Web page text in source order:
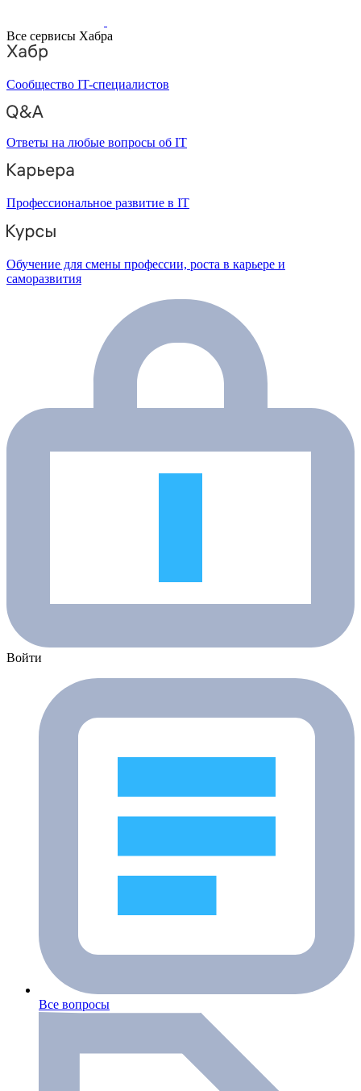
Все сервисы Хабра
Сообщество IT-специалистов
Ответы на любые вопросы об IT
Профессиональное развитие в IT
Обучение для смены профессии, роста в карьере и
саморазвития
Войти
Все вопросы